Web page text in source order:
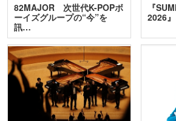
82MAJOR 次世代K-POPボ
ーイズグループの“今”を
訊…
『
2026